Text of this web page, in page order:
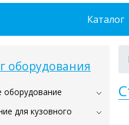
Каталог
оборудования
оборудование
для кузовного